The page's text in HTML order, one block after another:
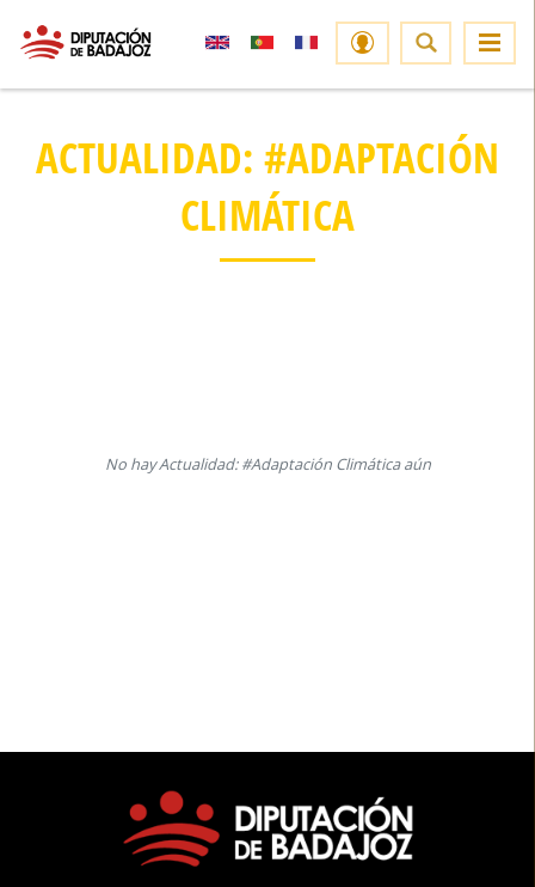
ACTUALIDAD: #ADAPTACIÓN
CLIMÁTICA
No hay Actualidad: #Adaptación Climática aún